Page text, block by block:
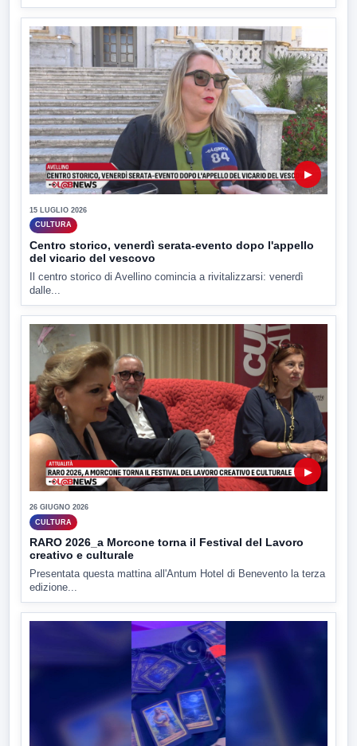
▶
15 LUGLIO 2026
CULTURA
Centro storico, venerdì serata-evento dopo l'appello
del vicario del vescovo
Il centro storico di Avellino comincia a rivitalizzarsi: venerdì
dalle...
▶
26 GIUGNO 2026
CULTURA
RARO 2026_a Morcone torna il Festival del Lavoro
creativo e culturale
Presentata questa mattina all'Antum Hotel di Benevento la terza
edizione...